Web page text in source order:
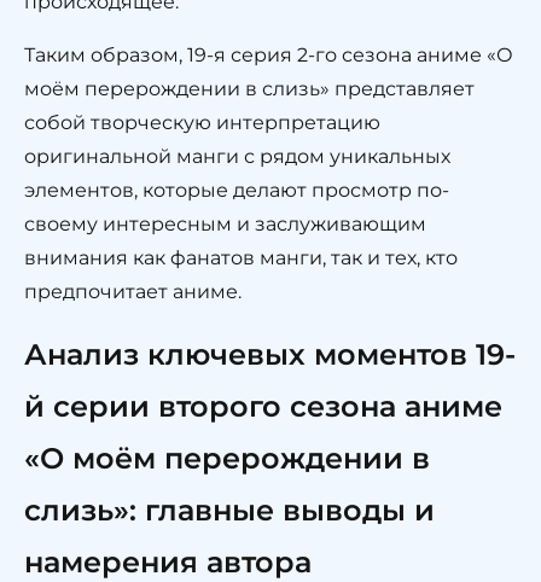
Таким образом, 19-я серия 2-го сезона аниме «О
моём перерождении в слизь» представляет
собой творческую интерпретацию
оригинальной манги с рядом уникальных
элементов, которые делают просмотр по-
своему интересным и заслуживающим
внимания как фанатов манги, так и тех, кто
предпочитает аниме.
Анализ ключевых моментов 19-
й серии второго сезона аниме
«О моём перерождении в
слизь»: главные выводы и
намерения автора